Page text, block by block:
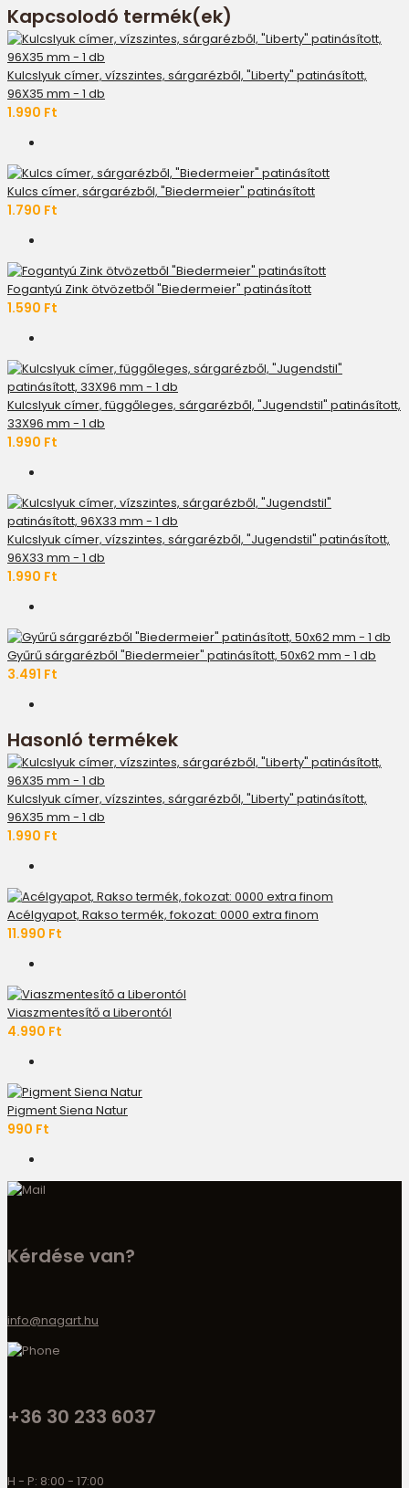
Kapcsolodó termék(ek)
Kulcslyuk címer, vízszintes, sárgarézből, "Liberty" patinásított,
96X35 mm - 1 db
1.990 Ft
Kulcs címer, sárgarézből, "Biedermeier" patinásított
1.790 Ft
Fogantyú Zink ötvözetből "Biedermeier" patinásított
1.590 Ft
Kulcslyuk címer, függőleges, sárgarézből, "Jugendstil" patinásított,
33X96 mm - 1 db
1.990 Ft
Kulcslyuk címer, vízszintes, sárgarézből, "Jugendstil" patinásított,
96X33 mm - 1 db
1.990 Ft
Gyűrű sárgarézből "Biedermeier" patinásított, 50x62 mm - 1 db
3.491 Ft
Hasonló termékek
Kulcslyuk címer, vízszintes, sárgarézből, "Liberty" patinásított,
96X35 mm - 1 db
1.990 Ft
Acélgyapot, Rakso termék, fokozat: 0000 extra finom
11.990 Ft
Viaszmentesítő a Liberontól
4.990 Ft
Pigment Siena Natur
990 Ft
Kérdése van?
info@nagart.hu
+36 30 233 6037
H - P: 8:00 - 17:00